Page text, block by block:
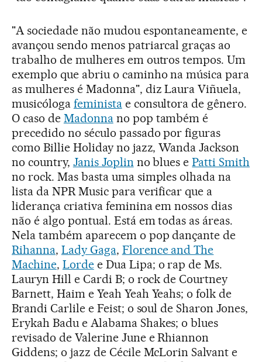
"A sociedade não mudou espontaneamente, e
avançou sendo menos patriarcal graças ao
trabalho de mulheres em outros tempos. Um
exemplo que abriu o caminho na música para
as mulheres é Madonna", diz Laura Viñuela,
musicóloga feministae consultora de gênero.
O caso de Madonnano pop também é
precedido no século passado por figuras
como Billie Holiday no jazz, Wanda Jackson
no country, Janis Joplin no blues ePatti Smith
no rock. Mas basta uma simples olhada na
lista da NPR Music para verificar que a
liderança criativa feminina em nossos dias
não é algo pontual. Está em todas as áreas.
Nela também aparecem o pop dançante de
Rihanna, Lady Gaga, Florence and The
Machine, Lordee Dua Lipa; o rap de Ms.
Lauryn Hill e Cardi B; o rock de Courtney
Barnett, Haim e Yeah Yeah Yeahs; o folk de
Brandi Carlile e Feist; o soul de Sharon Jones,
Erykah Badu e Alabama Shakes; o blues
revisado de Valerine June e Rhiannon
Giddens; o jazz de Cécile McLorin Salvant e